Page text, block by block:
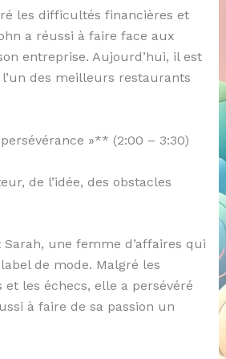
les difficultés financières et
a réussi à faire face aux
entreprise. Aujourd’hui, il est
des meilleurs restaurants
»** (2:00 – 3:30)
de l’idée, des obstacles
une femme d’affaires qui
de mode. Malgré les
les échecs, elle a persévéré
à faire de sa passion un